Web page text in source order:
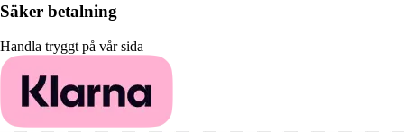
Säker betalning
Handla tryggt på vår sida